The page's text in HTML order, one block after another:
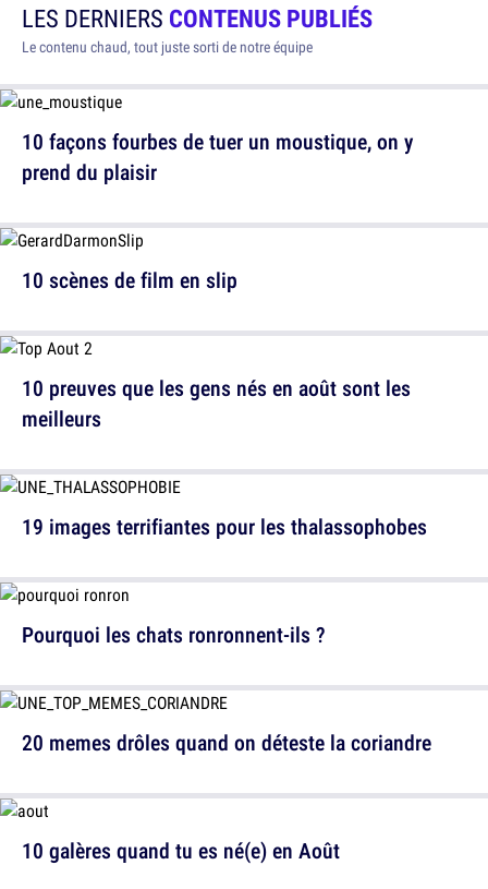
LES DERNIERS CONTENUS PUBLIÉS
Le contenu chaud, tout juste sorti de notre équipe
10 façons fourbes de tuer un moustique, on y
prend du plaisir
10 preuves que les gens nés en août sont les
meilleurs
Pourquoi les chats ronronnent-ils ?
10 galères quand tu es né(e) en Août
10 scènes de film en slip
19 images terrifiantes pour les thalassophobes
20 memes drôles quand on déteste la coriandre